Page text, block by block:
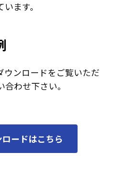
ます。
ンロードをご覧いただ
わせ下さい。
ードはこちら